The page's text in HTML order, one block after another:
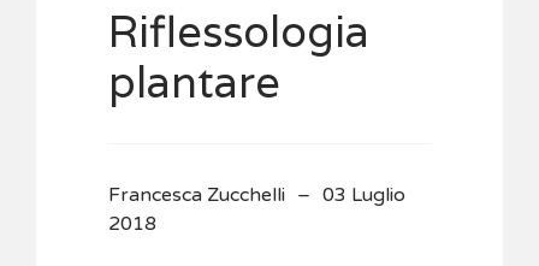
Riflessologia
plantare
Francesca Zucchelli
03 Luglio
2018